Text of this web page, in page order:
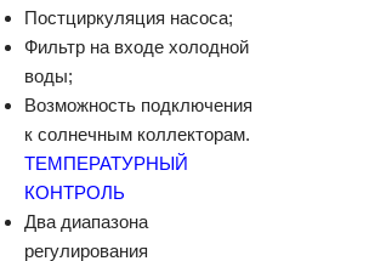
Постциркуляция насоса;
Фильтр на входе холодной
воды;
Возможность подключения
к солнечным коллекторам.
ТЕМПЕРАТУРНЫЙ
КОНТРОЛЬ
Два диапазона
регулирования